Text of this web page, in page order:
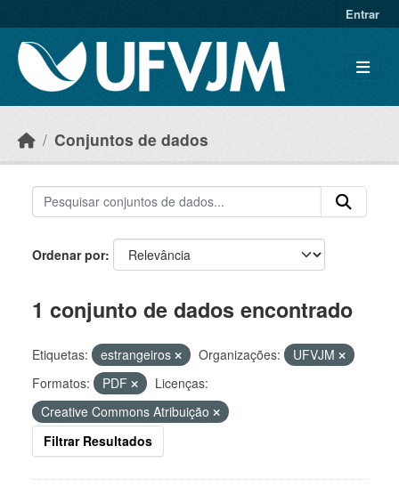
Entrar
Conjuntos de dados
Ordenar por
1 conjunto de dados encontrado
Etiquetas: estrangeiros Organizações:
UFVJM
Formatos:
PDF
Licenças:
Creative Commons Atribuição
Filtrar Resultados